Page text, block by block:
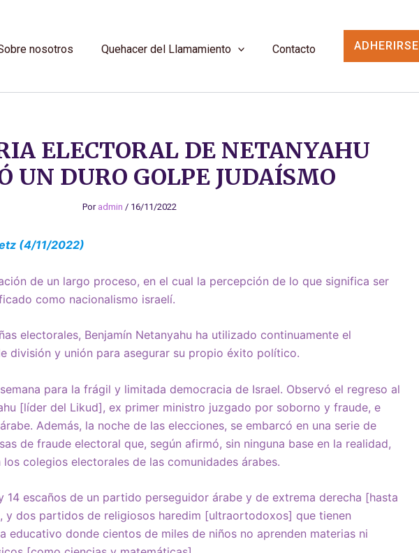
nosotros Quehacer del Llamamiento Contacto ADHERIRSE
ELECTORAL DE NETANYAHU
UN DURO GOLPE JUDAÍSMO
Por admin / 16/11/2022
(4/11/2022)
de un largo proceso, en el cual la percepción de lo que significa ser
como nacionalismo israelí.
electorales, Benjamín Netanyahu ha utilizado continuamente el
división y unión para asegurar su propio éxito político.
para la frágil y limitada democracia de Israel. Observó el regreso al
[líder del Likud], ex primer ministro juzgado por soborno y fraude, e
Además, la noche de las elecciones, se embarcó en una serie de
de fraude electoral que, según afirmó, sin ninguna base en la realidad,
colegios electorales de las comunidades árabes.
14 escaños de un partido perseguidor árabe y de extrema derecha [hasta
y dos partidos de religiosos haredim [ultraortodoxos] que tienen
educativo donde cientos de miles de niños no aprenden materias ni